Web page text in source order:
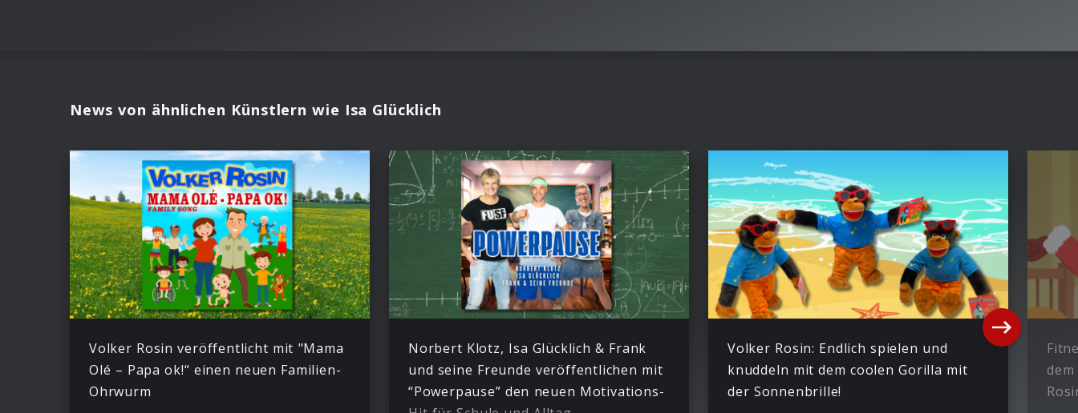
News von ähnlichen Künstlern wie Isa Glücklich
Volker Rosin veröffentlicht mit "Mama
Olé – Papa ok!“ einen neuen Familien-
Ohrwurm
Norbert Klotz, Isa Glücklich & Frank
und seine Freunde veröffentlichen mit
“Powerpause” den neuen Motivations-
Volker Rosin: Endlich spielen und
knuddeln mit dem coolen Gorilla mit
der Sonnenbrille!